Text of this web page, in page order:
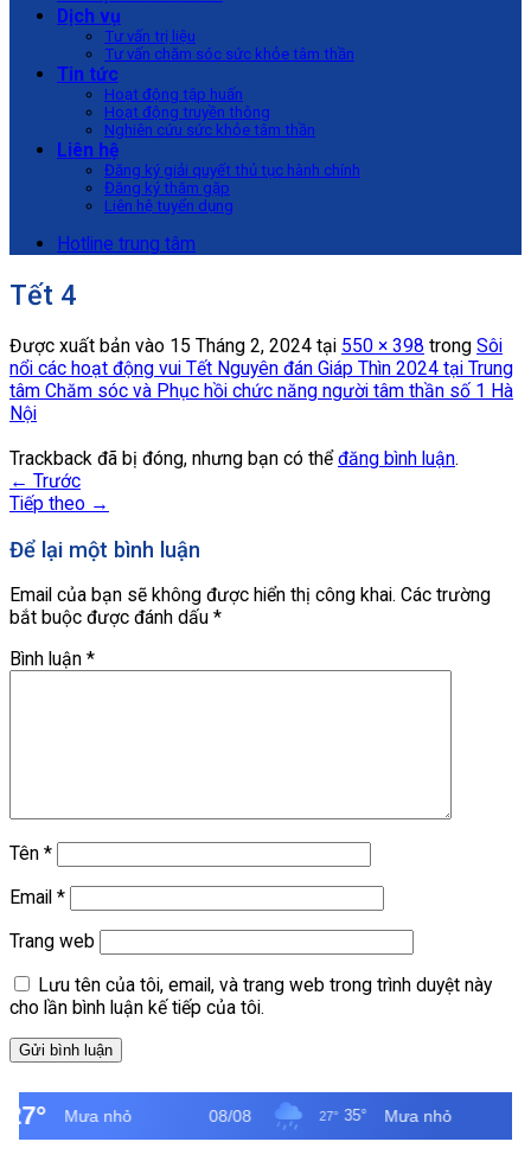
Dịch vụ
Tư vấn trị liệu
Tư vấn chăm sóc sức khỏe tâm thần
Tin tức
Hoạt động tập huấn
Hoạt động truyền thông
Nghiên cứu sức khỏe tâm thần
Liên hệ
Đăng ký giải quyết thủ tục hành chính
Đăng ký thăm gặp
Liên hệ tuyển dụng
Hotline trung tâm
Tết 4
Được xuất bản vào 15 Tháng 2, 2024 tại 550 × 398 trong Sôi
nổi các hoạt động vui Tết Nguyên đán Giáp Thìn 2024 tại Trung
tâm Chăm sóc và Phục hồi chức năng người tâm thần số 1 Hà
Nội
Trackback đã bị đóng, nhưng bạn có thểđăng bình luận.
← Trước
Tiếp theo →
Để lại một bình luận
Email của bạn sẽ không được hiển thị công khai. Các trường
bắt buộc được đánh dấu *
Bình luận *
Tên *
Email *
Trang web
Lưu tên của tôi, email, và trang web trong trình duyệt này
cho lần bình luận kế tiếp của tôi.